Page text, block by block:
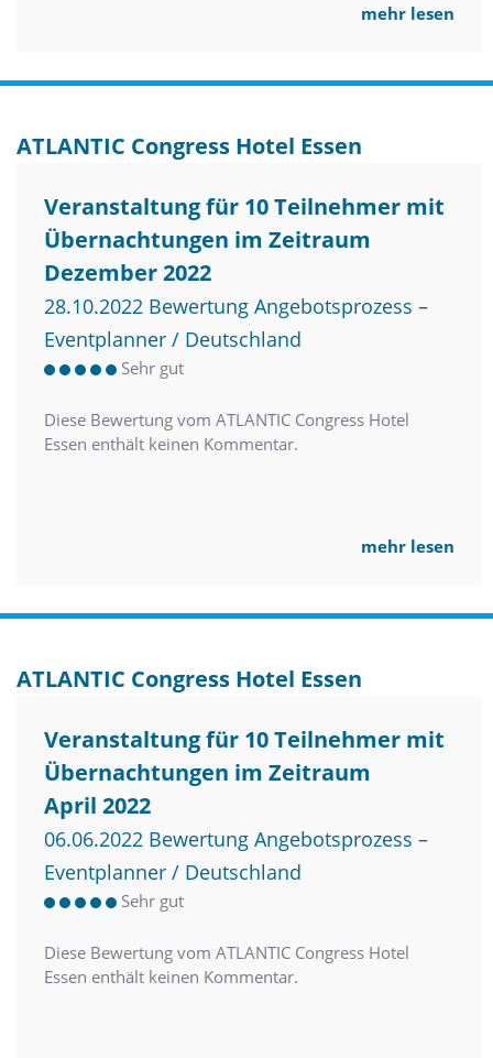
mehr lesen
ATLANTIC Congress Hotel Essen
Veranstaltung für 10 Teilnehmer mit
Übernachtungen im Zeitraum
Dezember 2022
28.10.2022 Bewertung Angebotsprozess –
Eventplanner / Deutschland
Sehr gut
Diese Bewertung vom ATLANTIC Congress Hotel
Essen enthält keinen Kommentar.
mehr lesen
ATLANTIC Congress Hotel Essen
Veranstaltung für 10 Teilnehmer mit
Übernachtungen im Zeitraum
April 2022
06.06.2022 Bewertung Angebotsprozess –
Eventplanner / Deutschland
Sehr gut
Diese Bewertung vom ATLANTIC Congress Hotel
Essen enthält keinen Kommentar.